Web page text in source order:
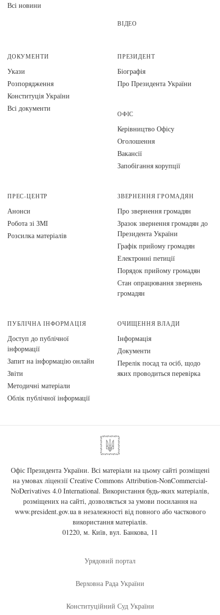
Всі новини
ВІДЕО
ДОКУМЕНТИ
Укази
Розпорядження
Конституція України
Всі документи
ПРЕЗИДЕНТ
Біографія
Про Президента України
ОФІС
Керівництво Офісу
Оголошення
Вакансії
Запобігання корупції
ПРЕС-ЦЕНТР
Анонси
Робота зі ЗМІ
Розсилка матеріалів
ЗВЕРНЕННЯ ГРОМАДЯН
Про звернення громадян
Зразок звернення громадян до
Президента України
Графік прийому громадян
Електронні петиції
Порядок прийому громадян
Стан опрацювання звернень
громадян
ПУБЛІЧНА ІНФОРМАЦІЯ
Доступ до публічної
інформації
Запит на інформацію онлайн
Звіти
Методичні матеріали
Облік публічної інформації
ОЧИЩЕННЯ ВЛАДИ
Інформація
Документи
Перелік посад та осіб, щодо
яких проводиться перевірка
Офіс Президента України. Всі матеріали на цьому сайті розміщені
на умовах ліцензії Creative Commons Attribution-NonCommercial-
NoDerivatives 4.0 International. Використання будь-яких матеріалів,
розміщених на сайті, дозволяється за умови посилання на
www.president.gov.uaв незалежності від повного або часткового
використання матеріалів.
01220, м. Київ, вул. Банкова, 11
Урядовий портал
Верховна Рада України
Конституційний Суд України